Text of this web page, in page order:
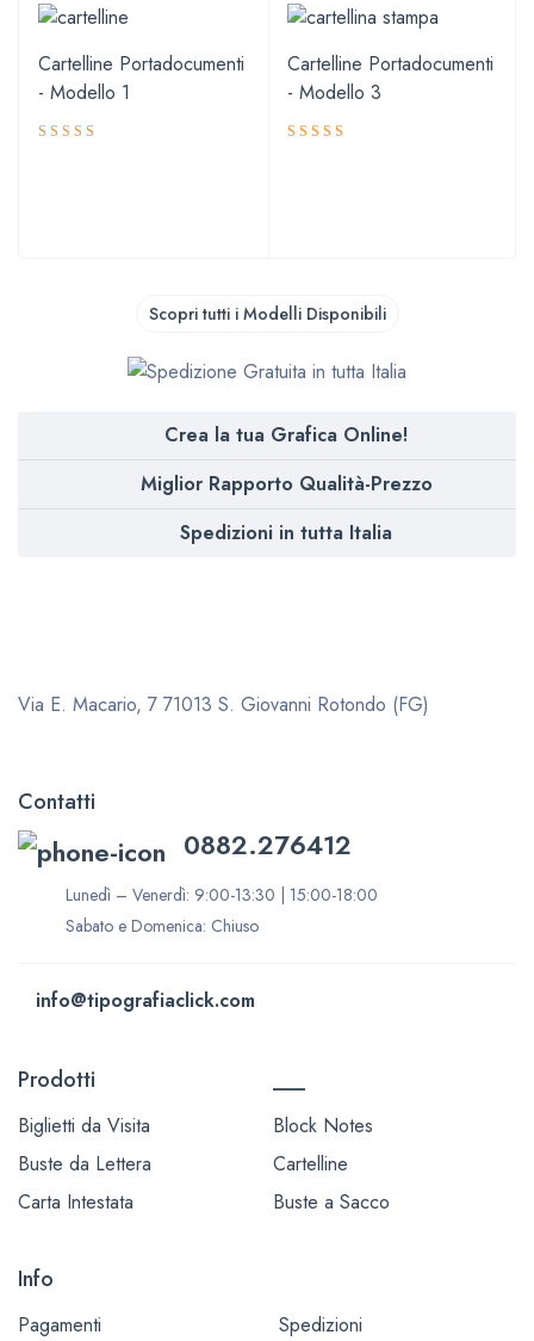
Cartelline Portadocumenti
- Modello 1
Cartelline Portadocumenti
- Modello 3
Scopri tutti i Modelli Disponibili
Crea la tua Grafica Online!
Miglior Rapporto Qualità-Prezzo
Spedizioni in tutta Italia
Via E. Macario, 7 71013 S. Giovanni Rotondo (FG)
Contatti
0882.276412
Lunedì – Venerdì: 9:00-13:30 | 15:00-18:00
Sabato e Domenica: Chiuso
info@tipografiaclick.com
Prodotti
Biglietti da Visita
Buste da Lettera
Carta Intestata
Block Notes
Cartelline
Buste a Sacco
Info
Pagamenti Spedizioni